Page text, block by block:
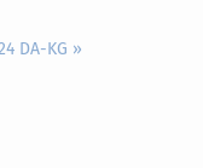
DA-KG »